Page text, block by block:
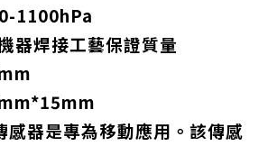
1100hPa
器焊接工藝保證質量
感器是專為移動應用。該傳感